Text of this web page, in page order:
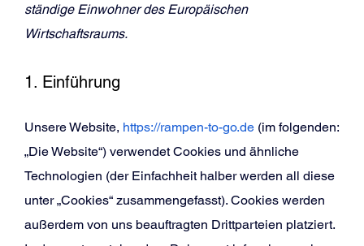
ständige Einwohner des Europäischen
Wirtschaftsraums.
1. Einführung
Unsere Website, https://rampen-to-go.de (im folgenden:
„Die Website“) verwendet Cookies und ähnliche
Technologien (der Einfachheit halber werden all diese
unter „Cookies“ zusammengefasst). Cookies werden
außerdem von uns beauftragten Drittparteien platziert.